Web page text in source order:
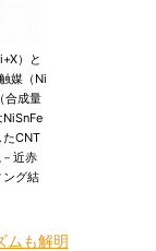
）と
媒（Ni
合成量
たCNT
近赤
ング結
ムも解明